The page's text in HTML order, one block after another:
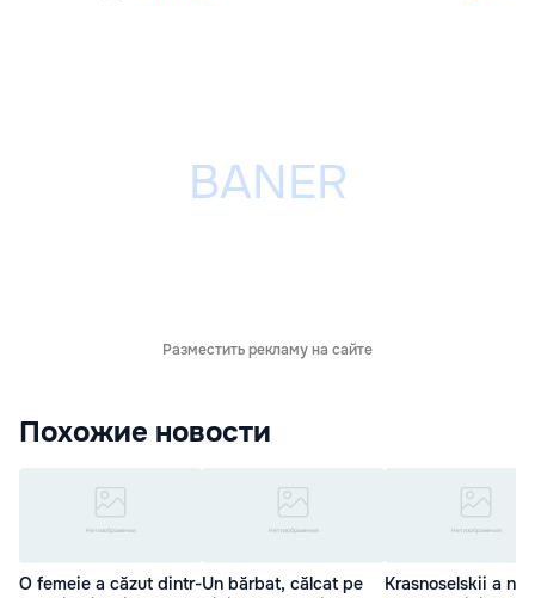
Разместить рекламу на сайте
Похожие новости
O femeie a căzut dintr-Un bărbat, călcat pe
Krasnoselskii a